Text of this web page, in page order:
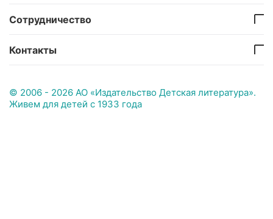
Сотрудничество
Контакты
© 2006 - 2026 АО «Издательство Детская литература».
Живем для детей с 1933 года